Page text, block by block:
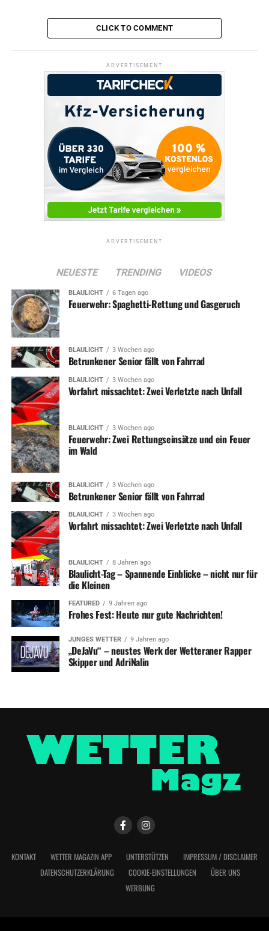
CLICK TO COMMENT
ADVERTISEMENT
ADVERTISEMENT
NEUESTE TRENDING VIDEOS
BLAULICHT 6 Tagen ago
Feuerwehr: Spaghetti-Rettung und Gasgeruch
BLAULICHT 3 Wochen ago
Betrunkener Senior fällt von Fahrrad
BLAULICHT 3 Wochen ago
Vorfahrt missachtet: Zwei Verletzte nach Unfall
BLAULICHT 3 Wochen ago
Feuerwehr: Zwei Rettungseinsätze und ein Feuer
im Wald
BLAULICHT 3 Wochen ago
Betrunkener Senior fällt von Fahrrad
BLAULICHT 3 Wochen ago
Vorfahrt missachtet: Zwei Verletzte nach Unfall
BLAULICHT 8 Jahren ago
Blaulicht-Tag – Spannende Einblicke – nicht nur für
die Kleinen
FEATURED 9 Jahren ago
Frohes Fest: Heute nur gute Nachrichten!
JUNGES WETTER 9 Jahren ago
„DeJaVu“ – neustes Werk der Wetteraner Rapper
Skipper und AdriNalin
KONTAKT WETTER MAGAZIN APP UNTERSTÜTZEN
IMPRESSUM / DISCLAIMER
DATENSCHUTZERKLÄRUNG
COOKIE-EINSTELLUNGEN
ÜBER UNS
WERBUNG